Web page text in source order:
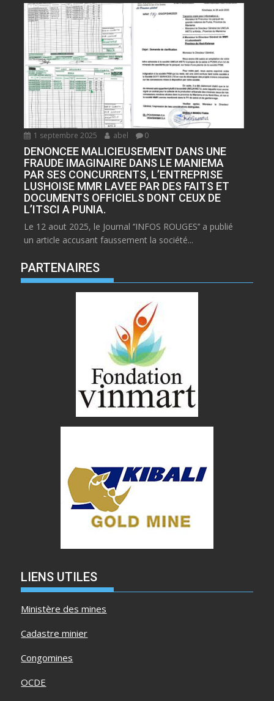
1 septembre 2025 abel 0
DENONCEE MALICIEUSEMENT DANS UNE
FRAUDE IMAGINAIRE DANS LE MANIEMA
PAR SES CONCURRENTS, L’ENTREPRISE
LUSHOISE MMR LAVEE PAR DES FAITS ET
DOCUMENTS OFFICIELS DONT CEUX DE
L’ITSCI A PUNIA.
Le 12 aout 2025, le Journal ‘’INFOS ROUGES’’ a publié
un article accusant faussement la société...
PARTENAIRES
LIENS UTILES
Ministère des mines
Cadastre minier
Congomines
OCDE